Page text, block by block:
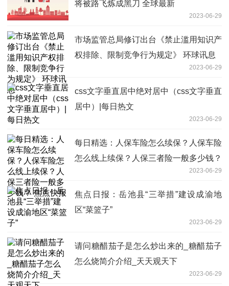
将被路飞炼成黑刀 全球最新
2023-06-29
市场监管总局修订出台《禁止滥用知识产
权排除、限制竞争行为规定》 环球讯息
2023-06-29
css文字垂直居中绝对居中（css文字垂直
居中）|每日热文
2023-06-29
每日精选：人保车险怎么续保？人保车险
怎么线上续保？人保三者险一般多少钱？
2023-06-29
焦点日报：岳池县“三举措”建设成渝地
区“菜篮子”
2023-06-29
请问糖醋茄子是怎么炒出来的_糖醋茄子
怎么烧简介介绍_天天观天下
2023-06-29